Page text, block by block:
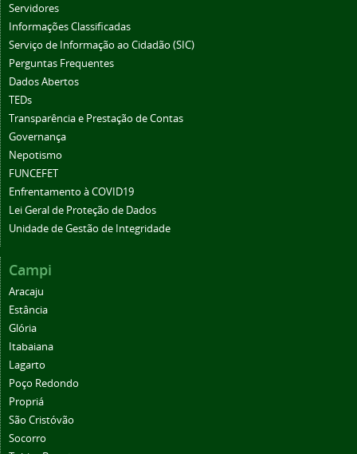
Servidores
Informações Classificadas
Serviço de Informação ao Cidadão (SIC)
Perguntas Frequentes
Dados Abertos
TEDs
Transparência e Prestação de Contas
Governança
Nepotismo
FUNCEFET
Enfrentamento à COVID19
Lei Geral de Proteção de Dados
Unidade de Gestão de Integridade
Campi
Aracaju
Estância
Glória
Itabaiana
Lagarto
Poço Redondo
Propriá
São Cristóvão
Socorro